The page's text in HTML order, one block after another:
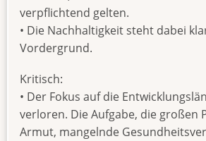
verpflichtend gelten.
• Die Nachhaltigkeit steht dabei
Vordergrund.
Kritisch:
• Der Fokus auf die
verloren. Die Aufgabe, die großen
Armut, mangelnde